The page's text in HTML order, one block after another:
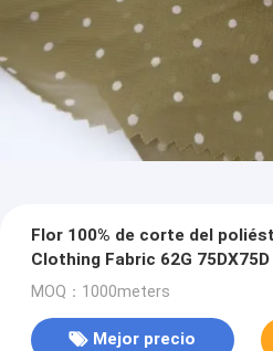
Flor 100% de corte del
Clothing Fabric 62G 75DX75D
MOQ：1000meters
Mejor precio